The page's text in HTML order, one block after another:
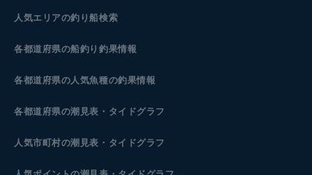
人気エリアの釣り船検索
各都道府県の船釣り釣果情報
各都道府県の人気魚種の釣果情報
各都道府県の潮見表 ・タイドグラフ
人気市町村の潮見表・タイドグラフ